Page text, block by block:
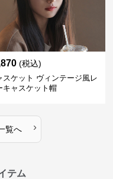
(税込)
スケット ヴィンテージ風レ
キャスケット帽
覧へ ›
テム